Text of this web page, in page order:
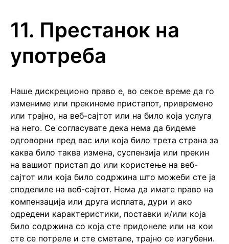
11. Престанок на
употреба
Наше дискреционо право е, во секое време да го
измениме или прекинеме пристапот, привремено
или трајно, на веб-сајтот или на било која услуга
на него. Се согласувате дека нема да бидеме
одговорни пред вас или која било трета страна за
каква било таква измена, суспензија или прекин
на вашиот пристап до или користење на веб-
сајтот или која било содржина што можеби сте ја
споделиле на веб-сајтот. Нема да имате право на
компензација или друга исплата, дури и ако
одредени карактеристики, поставки и/или која
било содржина со која сте придонеле или на кои
сте се потреле и сте сметале, трајно се изгубени.